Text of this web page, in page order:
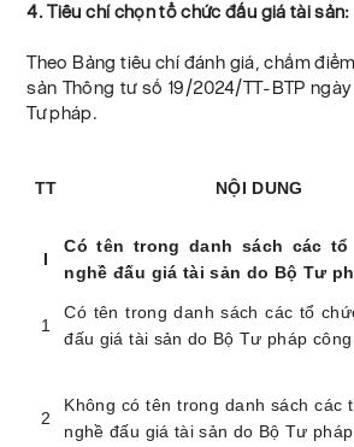
4. Tiêu chí chọn tổ chức đấu giá tài sản:
Theo Bảng tiêu chí đánh giá, chấm
sản Thông tư số 19/2024/TT-BTP
Tư pháp.
TT NỘI DUNG
I
Có tên trong danh sách các tổ
nghềđấu giá tài sản do Bộ Tư
1
Có tên trong danh sách các tổ
đấu giá tài sản do Bộ Tư pháp
2
Không có tên trong danh sách các
nghề đấu giá tài sản do Bộ Tư